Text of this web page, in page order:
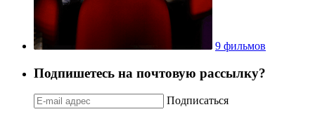
9 фильмов
Подпишетесь на почтовую рассылку?
Подписаться